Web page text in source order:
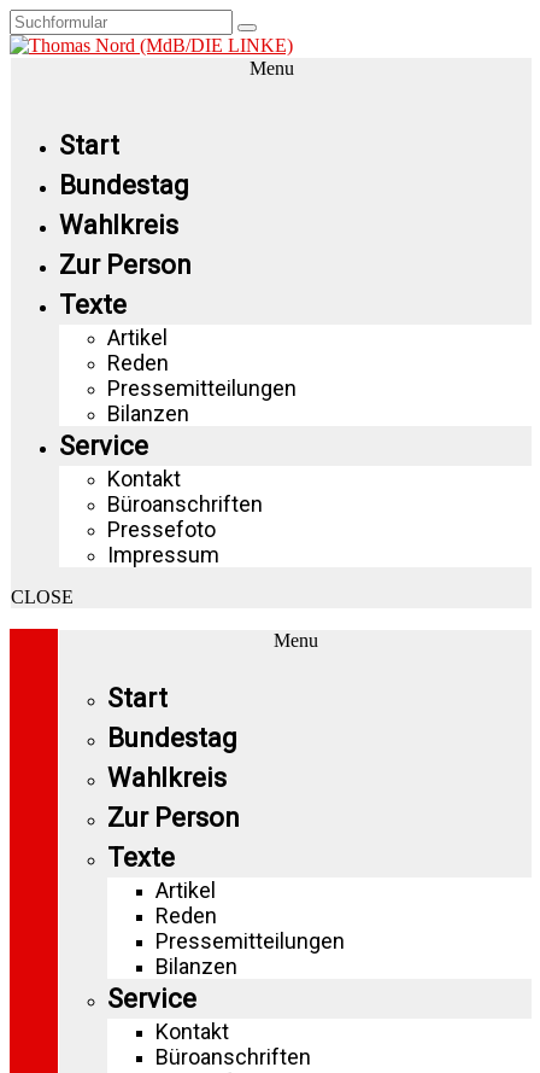
Menu
Start
Bundestag
Wahlkreis
Zur Person
Texte
Artikel
Reden
Pressemitteilungen
Bilanzen
Service
Kontakt
Büroanschriften
Pressefoto
Impressum
CLOSE
Menu
Start
Bundestag
Wahlkreis
Zur Person
Texte
Artikel
Reden
Pressemitteilungen
Bilanzen
Service
Kontakt
Büroanschriften